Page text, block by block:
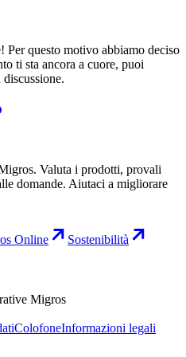
Per questo motivo abbiamo deciso
ti sta ancora a cuore, puoi
Valuta i prodotti, provali
domande. Aiutaci a migliorare
Online
Sostenibilità
Migros
ColofoneInformazioni legali